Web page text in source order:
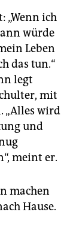
„Wenn ich
würde
Leben
das tun.“
legt
mit
„Alles wird
und
meint er.
machen
Hause.